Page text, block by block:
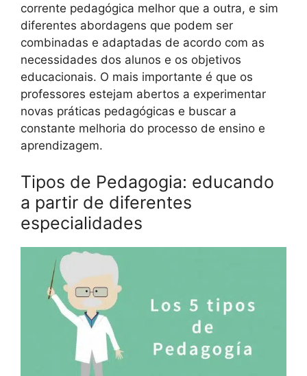
corrente pedagógica melhor que a outra, e sim
diferentes abordagens que podem ser
combinadas e adaptadas de acordo com as
necessidades dos alunos e os objetivos
educacionais. O mais importante é que os
professores estejam abertos a experimentar
novas práticas pedagógicas e buscar a
constante melhoria do processo de ensino e
aprendizagem.
Tipos de Pedagogia: educando
a partir de diferentes
especialidades